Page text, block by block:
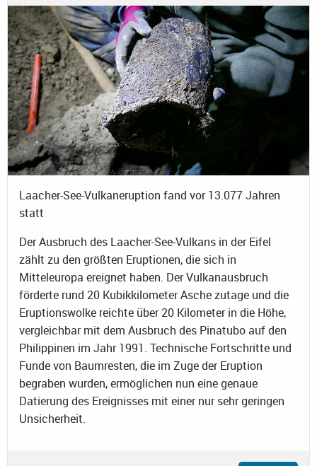
Laacher-See-Vulkaneruption fand vor 13.077 Jahren
statt
Der Ausbruch des Laacher-See-Vulkans in der Eifel
zählt zu den größten Eruptionen, die sich in
Mitteleuropa ereignet haben. Der Vulkanausbruch
förderte rund 20 Kubikkilometer Asche zutage und die
Eruptionswolke reichte über 20 Kilometer in die Höhe,
vergleichbar mit dem Ausbruch des Pinatubo auf den
Philippinen im Jahr 1991. Technische Fortschritte und
Funde von Baumresten, die im Zuge der Eruption
begraben wurden, ermöglichen nun eine genaue
Datierung des Ereignisses mit einer nur sehr geringen
Unsicherheit.